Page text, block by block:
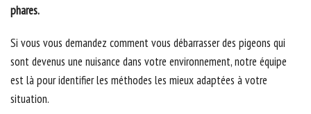
phares.
Si vous vous demandez comment vous débarrasser des pigeons qui
sont devenus une nuisance dans votre environnement, notre équipe
est là pour identifier les méthodes les mieux adaptées à votre
situation.